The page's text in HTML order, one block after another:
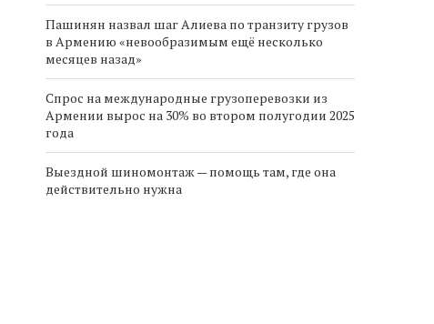
Пашинян назвал шаг Алиева по транзиту грузов
в Армению «невообразимым ещё несколько
месяцев назад»
Спрос на международные грузоперевозки из
Армении вырос на 30% во втором полугодии 2025
года
Выездной шиномонтаж — помощь там, где она
действительно нужна